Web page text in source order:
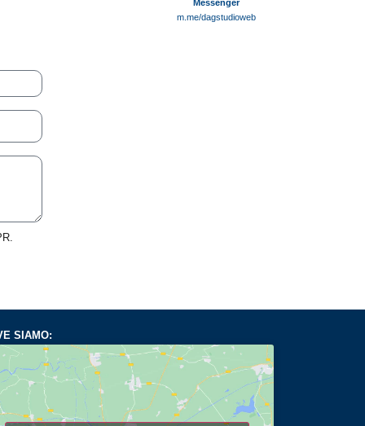
Messenger
m.me/dagstudioweb
SIAMO: